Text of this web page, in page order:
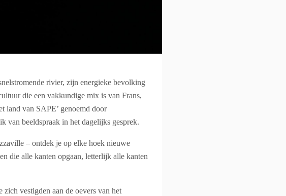
rivier, zijn energieke bevolking
die een vakkundige mix is ​​van Frans,
land van SAPE’ genoemd door
van beeldspraak in het dagelijks gesprek.
– ontdek je op elke hoek nieuwe
die alle kanten opgaan, letterlijk alle kanten
vestigden aan de oevers van het